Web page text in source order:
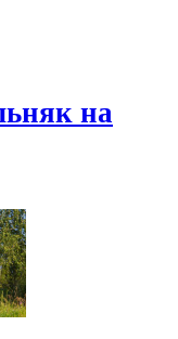
на